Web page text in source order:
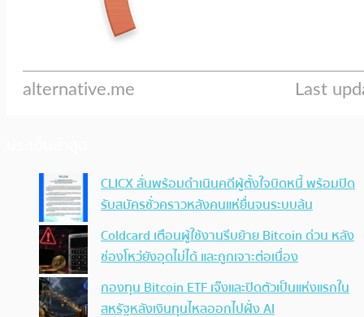
CLICX ลั่นพร้อมดำเนินคดีผู้ตั้งใจบิดหนี้ พร้อมปิด
รับสมัครชั่วคราวหลังคนแห่ยื่นจนระบบล้น
Coldcard เตือนผู้ใช้งานรีบย้าย Bitcoin ด่วน หลัง
ช่องโหว่ยังอุดไม่ได้ และถูกเจาะต่อเนื่อง
กองทุน Bitcoin ETF เจ๊งและปิดตัวเป็นแห่งแรกใน
สหรัฐหลังเงินทุนไหลออกไปฝั่ง AI